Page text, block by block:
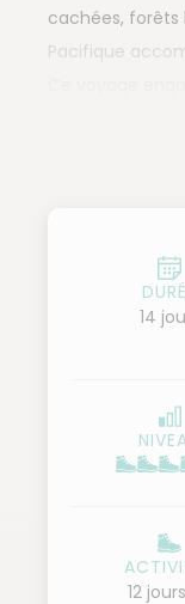
cachées, forêts
Pacifique
offrent une
allant jusqu’à
Au-delà de
colorés,
pupusas
Un concentré
et inoubliable.
14
12